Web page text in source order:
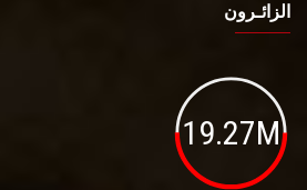
الزائـرون
19.27M